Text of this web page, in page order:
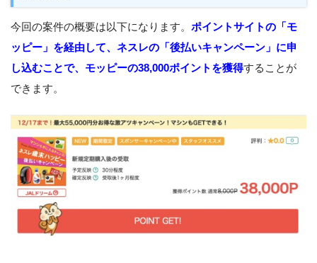
今回の案件の概要は以下になります。 ポイントサイトの「モ
ッピー」を経由して、ネスレの「後払いキャンペーン」に申
し込むことで、モッピーの38,000ポイントを獲得することが
できます。